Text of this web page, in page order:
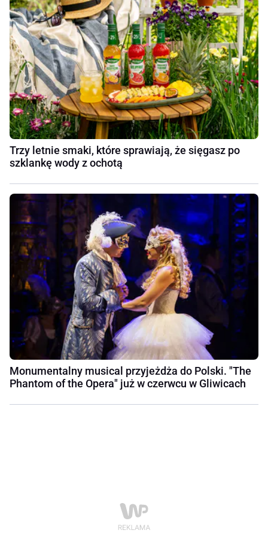
Trzy letnie smaki, które sprawiają, że sięgasz po
szklankę wody z ochotą
Monumentalny musical przyjeżdża do Polski. "The
Phantom of the Opera" już w czerwcu w Gliwicach